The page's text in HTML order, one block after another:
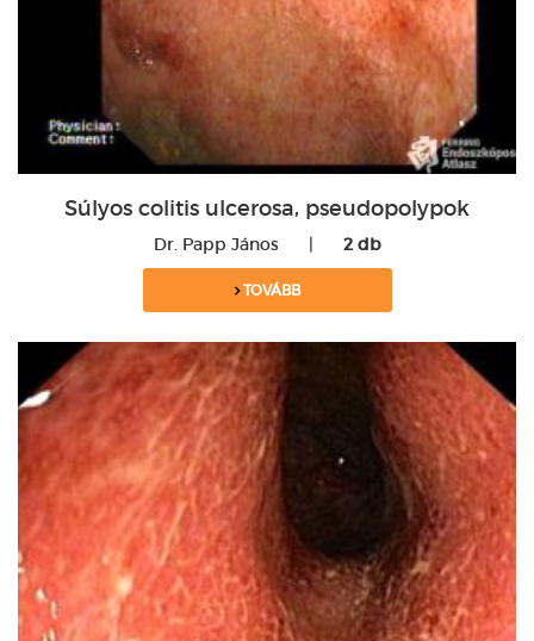
Súlyos colitis ulcerosa, pseudopolypok
Dr. Papp János | 2 db
TOVÁBB